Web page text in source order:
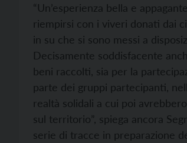
“Un’esperienza bella e
riempirsi con i viveri donati dai
in su che si sono messi a
Decisamente soddisfacente
beni raccolti, sia per la
parte dei gruppi partecipanti,
realtà solidali a cui poi
sul territorio”, spiega ancora
serie di tracce in preparazione